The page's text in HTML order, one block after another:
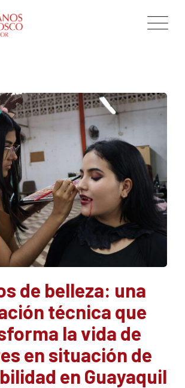
de belleza: una
técnica que
la vida de
en situación de
en Guayaquil